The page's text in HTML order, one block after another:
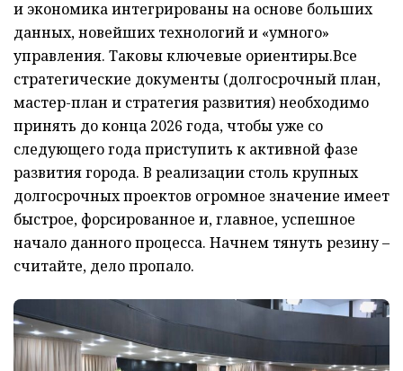
и экономика интегрированы на основе больших
данных, новейших технологий и «умного»
управления. Таковы ключевые ориентиры.Все
стратегические документы (долгосрочный план,
мастер-план и стратегия развития) необходимо
принять до конца 2026 года, чтобы уже со
следующего года приступить к активной фазе
развития города. В реализации столь крупных
долгосрочных проектов огромное значение имеет
быстрое, форсированное и, главное, успешное
начало данного процесса. Начнем тянуть резину –
считайте, дело пропало.